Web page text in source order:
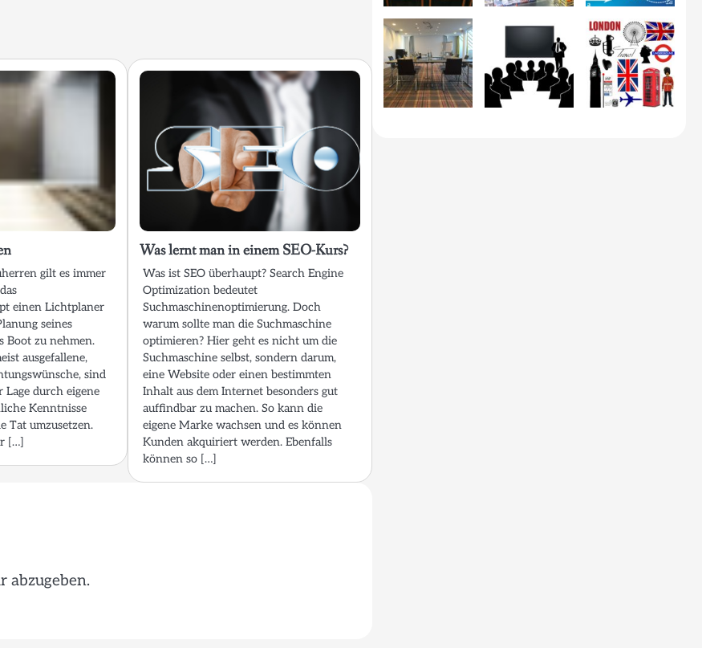
gilt es immer
einen Lichtplaner
seines
Boot zu nehmen.
ausgefallene,
sind
durch eigene
Kenntnisse
Tat umzusetzen.
[…]
Was lernt man in einem SEO-Kurs?
Was ist SEO überhaupt? Search Engine
Optimization bedeutet
Suchmaschinenoptimierung. Doch
warum sollte man die Suchmaschine
optimieren? Hier geht es nicht um die
Suchmaschine selbst, sondern darum,
eine Website oder einen bestimmten
Inhalt aus dem Internet besonders gut
auffindbar zu machen. So kann die
eigene Marke wachsen und es können
Kunden akquiriert werden. Ebenfalls
können so […]
abzugeben.